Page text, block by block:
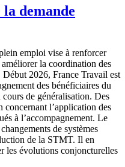
demande
emploi vise à renforcer
la coordination des
Début 2026, France Travail est
des bénéficiaires du
de généralisation. Des
concernant l’application des
à l’accompagnement. Le
de systèmes
de la STMT. Il en
les évolutions conjoncturelles